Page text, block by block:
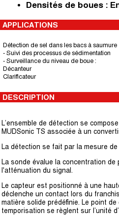
Densités de boues :
APPLICATIONS
Détection de sel dans les bacs à saumure
- Suivi des processus de sédimentation
- Surveillance du niveau de boue :
Décanteur
Clarificateur
DESCRIPTION
L’ensemble de détection se
MUDSonic TS associée à un
La détection se fait par la mesure
La sonde évalue la concentration
l'atténuation du signal.
Le capteur est positionné à une
déclenche un contact lors du
matière solide prédéfinie. Le point
temporisation se règlent sur l’unité